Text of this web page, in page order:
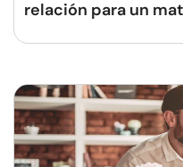
relación para un